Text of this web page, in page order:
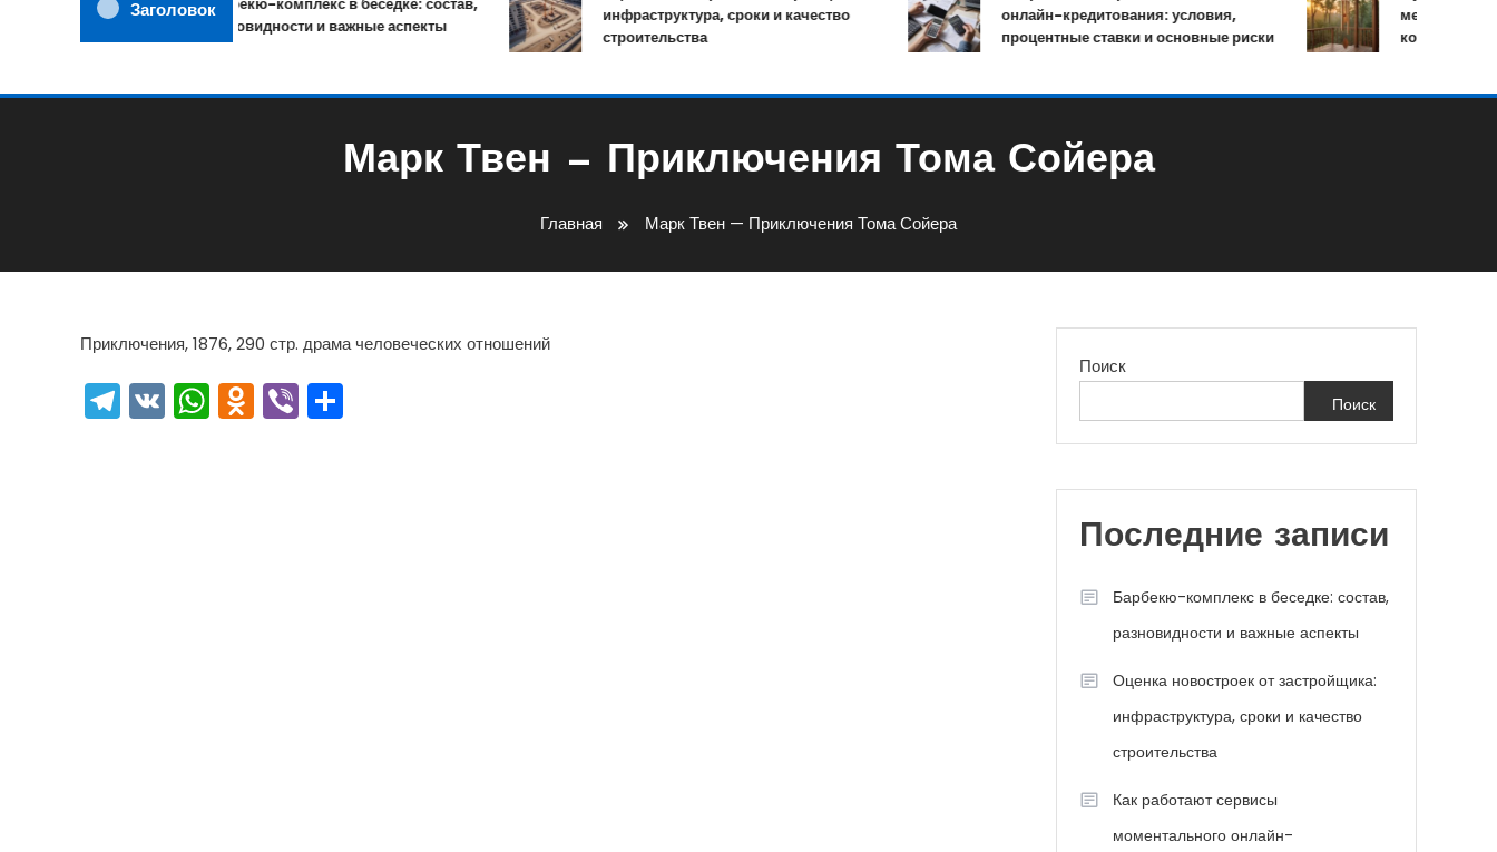
Заголовок
разновидности и важные аспекты
инфраструктура, сроки и качество
строительства
онлайн-кредитования: условия,
процентные ставки и основные риски
мелодичных
колокольчиков
Марк Твен — Приключения Тома Сойера
Главная Марк Твен — Приключения Тома Сойера
Приключения, 1876, 290 стр. драма человеческих отношений
Telegram
VKWhatsApp
Odnoklassniki
Viber
Поиск
Поиск
Последние записи
Барбекю-комплекс в беседке: состав,
разновидности и важные аспекты
Оценка новостроек от застройщика:
инфраструктура, сроки и качество
строительства
Как работают сервисы
моментального онлайн-